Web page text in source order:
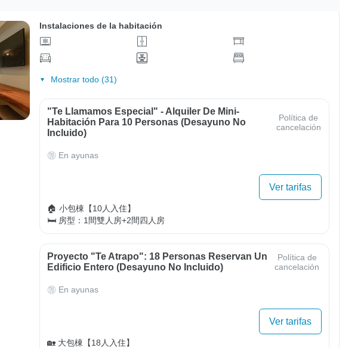
Instalaciones de la habitación
Mostrar todo (31)
"Te Llamamos Especial" - Alquiler De Mini-
Habitación Para 10 Personas (Desayuno No
Incluido)
Política de
cancelación
En ayunas
Ver tarifas
🏠 小包棟【10人入住】
🛏 房型：1間雙人房+2間四人房
Proyecto "Te Atrapo": 18 Personas Reservan Un
Edificio Entero (desayuno No Incluido)
Política de
cancelación
En ayunas
Ver tarifas
🏡 大包棟【18人入住】